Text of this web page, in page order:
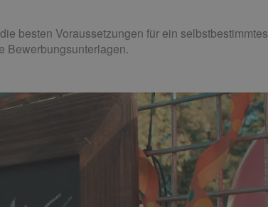
besten Voraussetzungen für ein selbstbestimmtes
Bewerbungsunterlagen.